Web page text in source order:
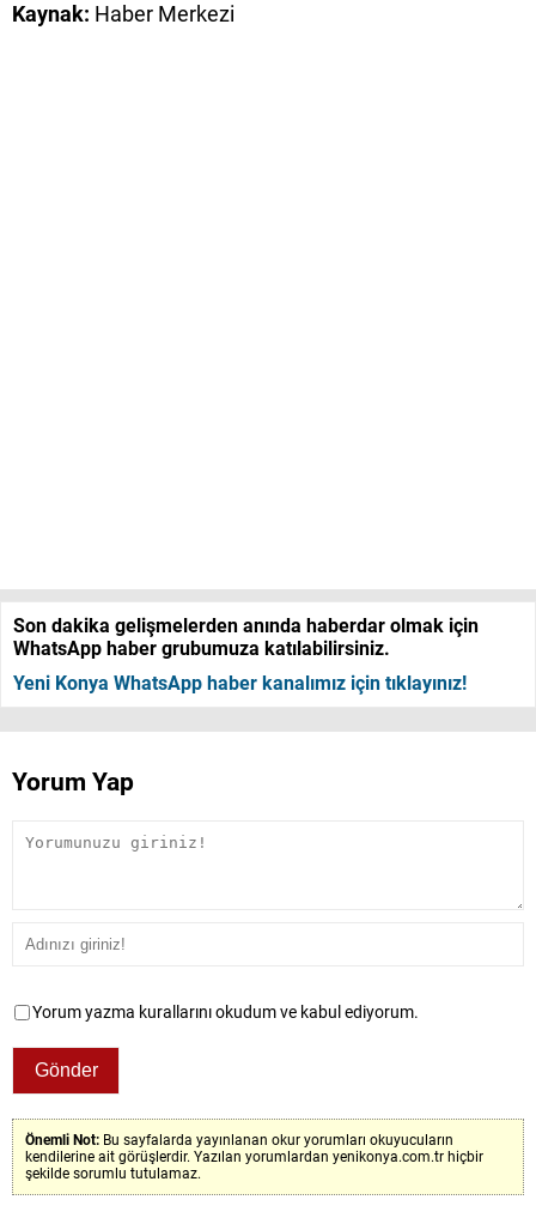
Kaynak: Haber Merkezi
Son dakika gelişmelerden anında haberdar olmak için
WhatsApp haber grubumuza katılabilirsiniz.
Yeni Konya WhatsApp haber kanalımız için tıklayınız!
Yorum Yap
Yorum yazma kurallarını okudum ve kabul ediyorum.
Önemli Not: Bu sayfalarda yayınlanan okur yorumları okuyucuların
kendilerine ait görüşlerdir. Yazılan yorumlardan yenikonya.com.tr hiçbir
şekilde sorumlu tutulamaz.